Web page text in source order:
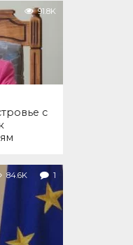
91.8K
с
84.6K 1